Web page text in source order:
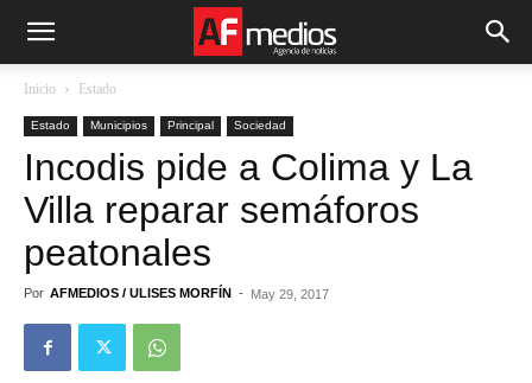
Inicio Estado
Estado Municipios Principal Sociedad
Incodis pide a Colima y La
Villa reparar semáforos
peatonales
Por AFMEDIOS / ULISES MORFÍN - May 29, 2017